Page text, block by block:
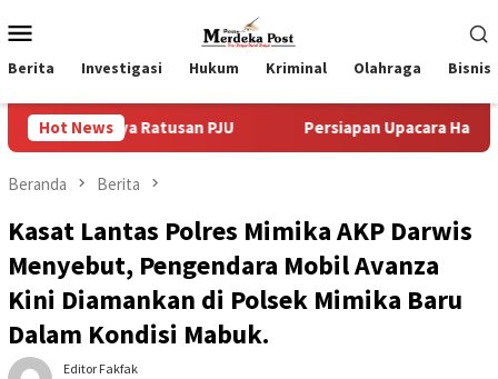
ke
kontenMobile
Berita Investigasi Hukum Kriminal Olahraga Bisnis
Hot News
Ratusan PJU Persiapan Upacara Hari Proklamasi
Beranda Berita
Kasat Lantas Polres Mimika AKP Darwis
Menyebut, Pengendara Mobil Avanza
Kini Diamankan di Polsek Mimika Baru
Dalam Kondisi Mabuk.
Editor Fakfak